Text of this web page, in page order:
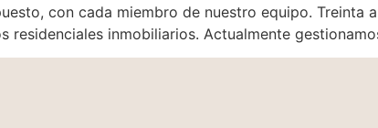
con cada miembro de nuestro equipo. Treinta
residenciales inmobiliarios. Actualmente